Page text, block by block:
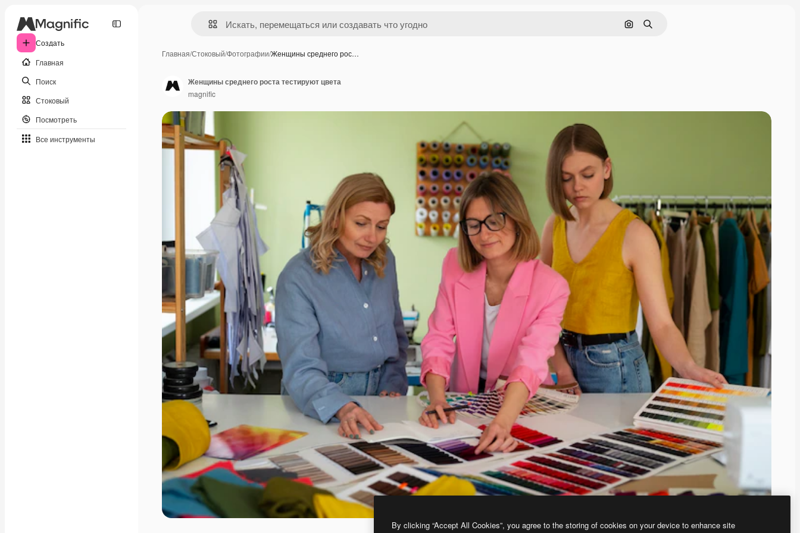
Создать
Главная
Поиск
Стоковый
Посмотреть
Все инструменты
Поиск по изображению
Поиск
Главная/Стоковый/Фотографии/Женщины среднего рос…
Женщины среднего роста тестируют цвета
magnific
By clicking “Accept All Cookies”, you agree to the storing of cookies on your device to enhance site